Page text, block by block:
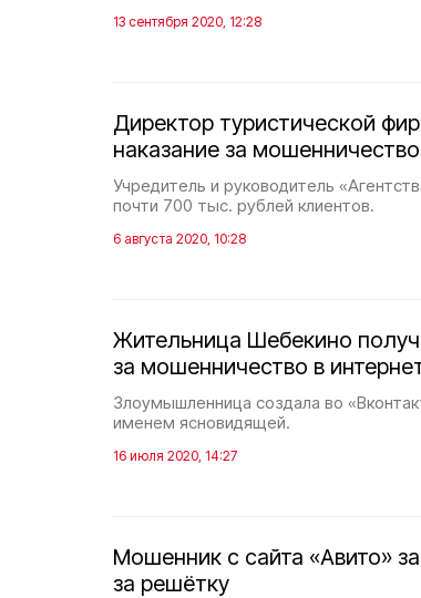
13 сентября 2020, 12:28
Директор туристической
наказание за мошенничество
Учредитель и руководитель
почти 700 тыс. рублей клиентов.
6 августа 2020, 10:28
Жительница Шебекино
за мошенничество в
Злоумышленница создала во
именем ясновидящей.
16 июля 2020, 14:27
Мошенник с сайта «Авито»
за решётку